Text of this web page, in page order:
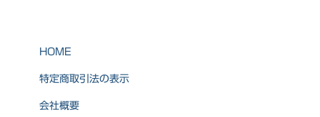
HOME
特定商取引法の表示
会社概要